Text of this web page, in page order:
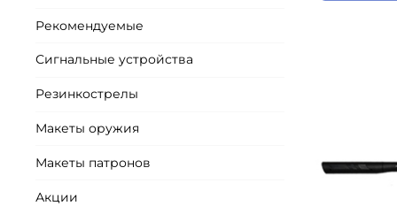
Рекомендуемые
Сигнальные устройства
Резинкострелы
Макеты оружия
Макеты патронов
Акции